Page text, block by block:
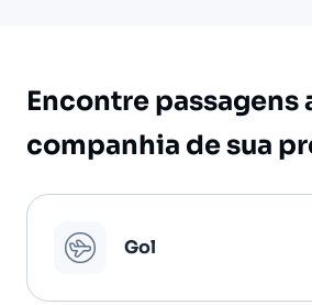
Encontre passagens
companhia de sua
Gol